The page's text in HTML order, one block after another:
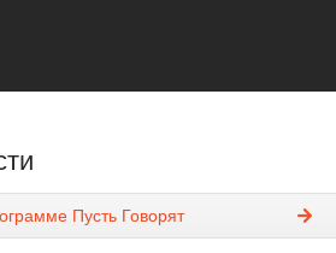
Пусть Говорят